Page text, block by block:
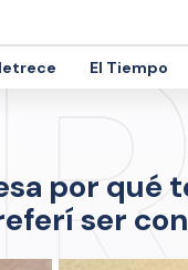
El Tiempo
por qué
ser